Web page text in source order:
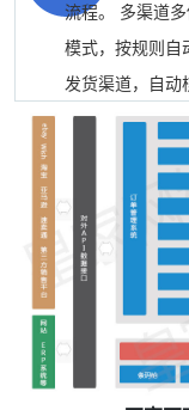
流程。 多渠道
模式，按规则自
发货渠道，自动
货渠道准确性。